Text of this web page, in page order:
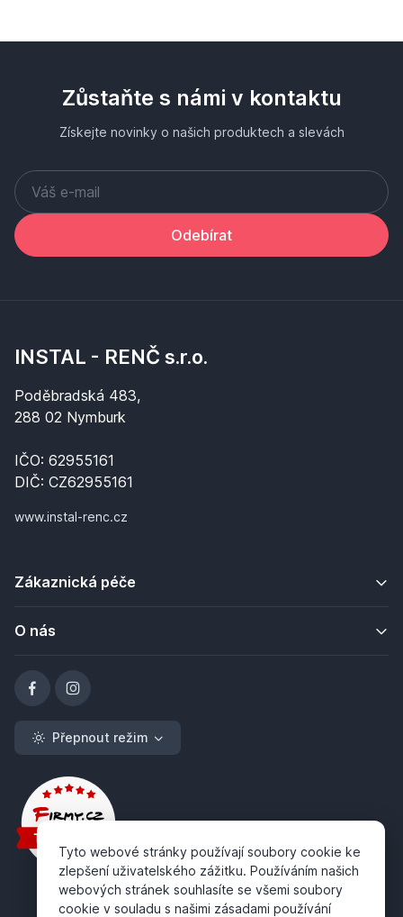
Zůstaňte s námi v kontaktu
Získejte novinky o našich produktech a slevách
Odebírat
INSTAL - RENČ s.r.o.
Poděbradská 483,
288 02 Nymburk
IČO: 62955161
DIČ: CZ62955161
www.instal-renc.cz
Zákaznická péče
O nás
Přepnout režim
Tyto webové stránky používají soubory cookie ke
zlepšení uživatelského zážitku. Používáním našich
webových stránek souhlasíte se všemi soubory
cookie v souladu s našimi zásadami používání